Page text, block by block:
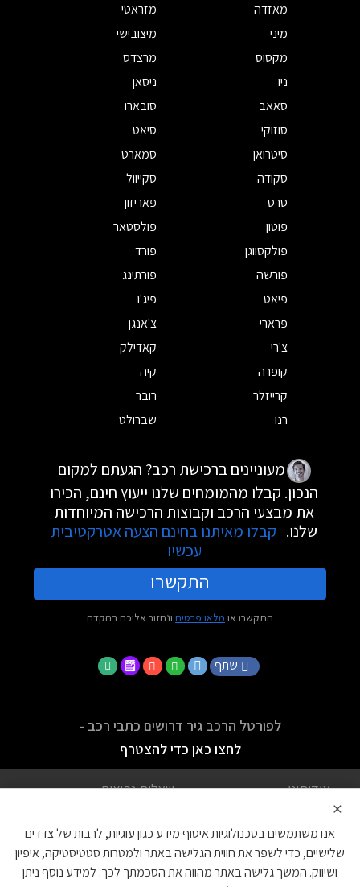
מאזדה
מזראטי
מיני
מיצובישי
מקסוס
מרצדס
ניו
ניסאן
סאאב
סובארו
סוזוקי
סיאט
סיטרואן
סמארט
סקודה
סקייוול
סרס
פאריזון
פוטון
פולסטאר
פולקסווגן
פורד
פורשה
פורתינג
פיאט
פיג'ו
פרארי
צ'אנגן
צ'רי
קאדילק
קופרה
קיה
קרייזלר
רובר
רנו
שברולט
מעוניינים ברכישת רכב? הגעתם למקום
הנכון. קבלו מהמומחים שלנו ייעוץ חינם, הכירו
את מבצעי הרכב וקבוצות הרכישה המיוחדות
שלנו. קבלו מאיתנו בחינם הצעה אטרקטיבית
עכשיו
התקשרו
התקשרו או מלאו פרטים ונחזור אליכם בהקדם
שתף
לפורטל הרכב גיר דרושים כתבי רכב -
לחצו כאן כדי להצטרף
אודותינו
שאלות נפוצות
הצהרת נגישות
צור קשר
עוגיות
×
אנו משתמשים בטכנולוגיות איסוף מידע כגון עוגיות, לרבות של צדדים
שלישיים, כדי לשפר את חווית הגלישה באתר ולמטרות סטטיסטיקה, איפיון
ושיווק. המשך גלישה באתר מהווה את הסכמתך לכך. למידע נוסף ניתן